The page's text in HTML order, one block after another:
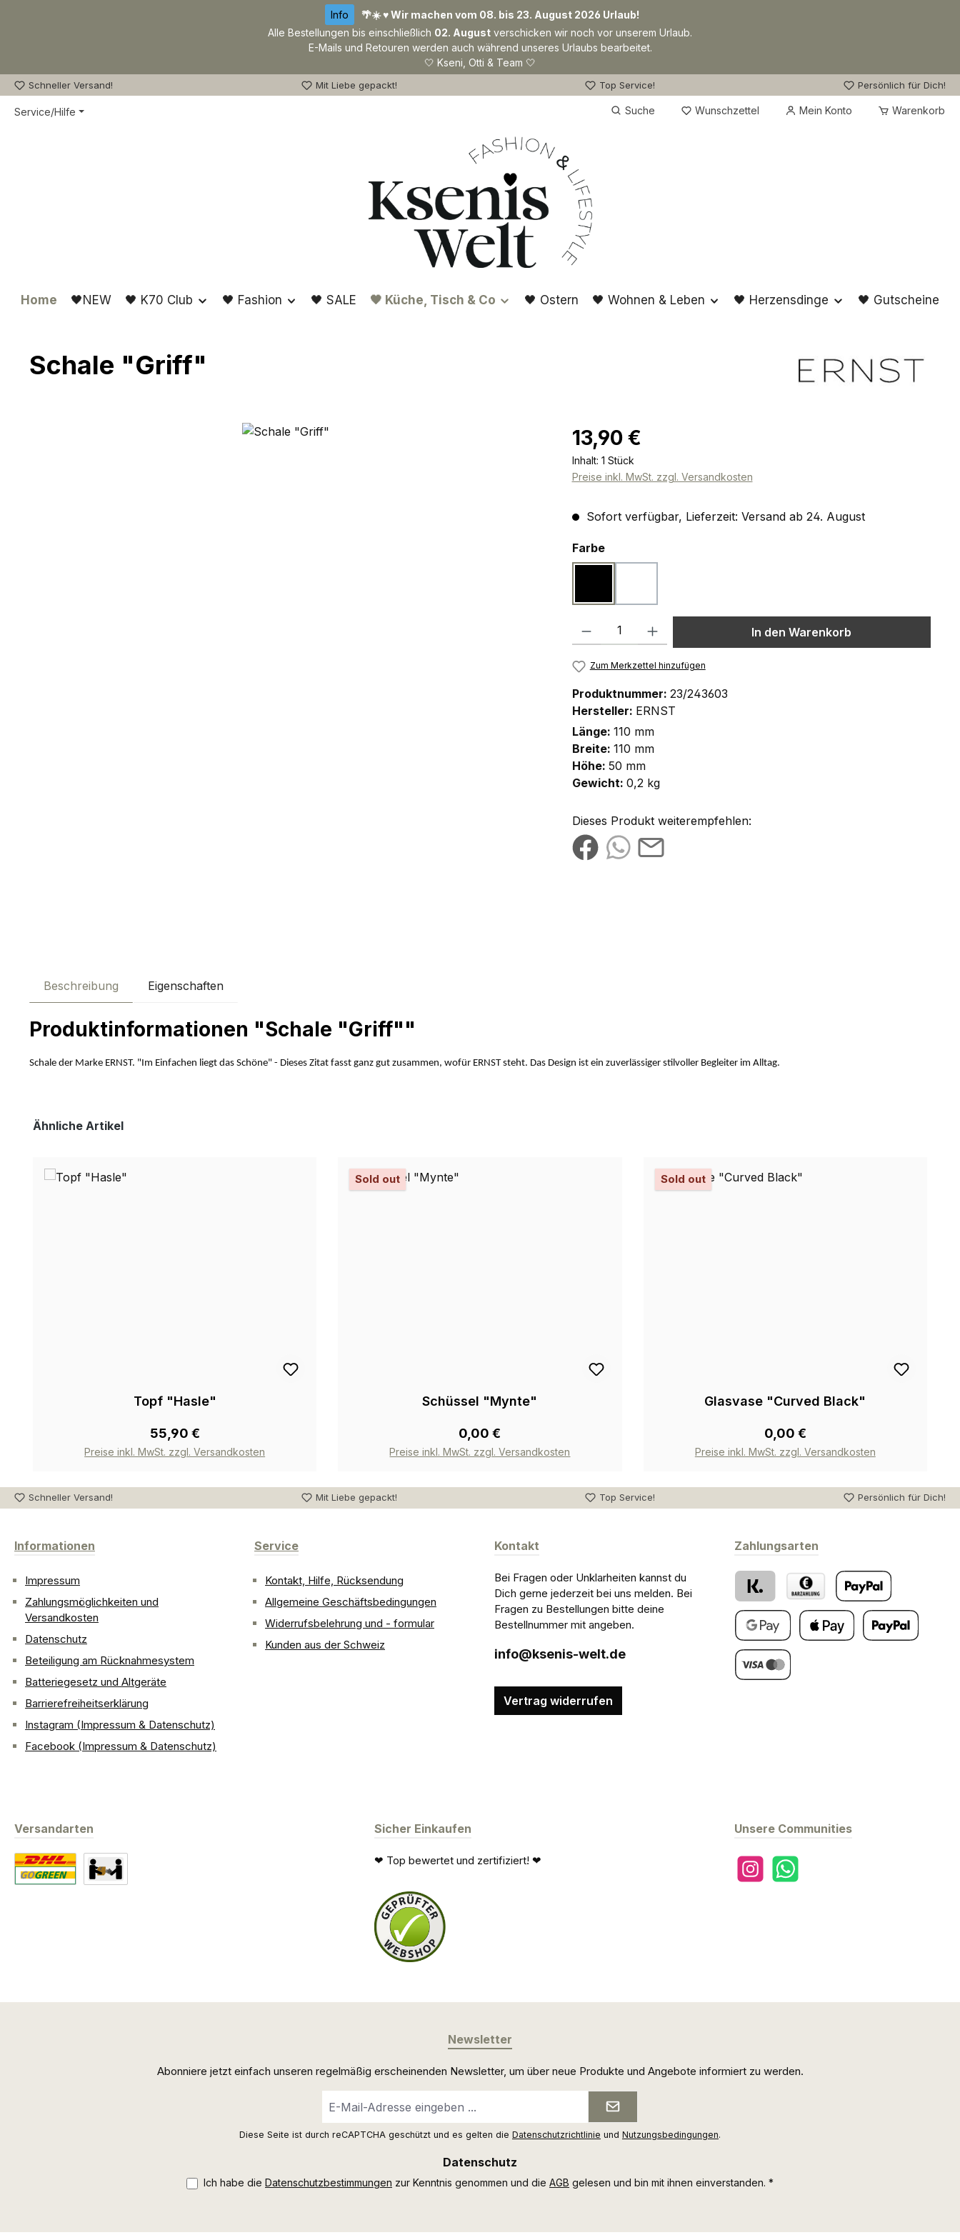
Info
🌴☀️ ♥ Wir machen vom 08. bis 23. August 2026 Urlaub!
Alle Bestellungen bis einschließlich 02. August verschicken wir noch vor unserem Urlaub.
E-Mails und Retouren werden auch während unseres Urlaubs bearbeitet.
🤍 Kseni, Otti & Team 🤍
Schneller Versand! Mit Liebe gepackt! Top Service! Persönlich für Dich!
Service/Hilfe Suche Wunschzettel Du hast 0 Produkte auf dem Merkzettel
Mein Konto Warenkorb
Home 🖤NEW 🖤 K70 Club 🖤 Fashion 🖤 SALE 🖤 Küche, Tisch & Co 🖤 Ostern 🖤 Wohnen & Leben 🖤 Herzensdinge 🖤 Gutscheine
Schale "Griff"
Regulärer Preis:
13,90 €
Inhalt: 1 Stück
Preise inkl. MwSt. zzgl. Versandkosten
Sofort verfügbar, Lieferzeit: Versand ab 24. August
Farbeauswählen
Produkt Anzahl: Gib den gewünschten Wert ein oder benutze die Schaltflächen
In den Warenkorb
Zum Merkzettel hinzufügen
Produktnummer: 23/243603
Hersteller: ERNST
Länge: 110 mm
Breite: 110 mm
Höhe: 50 mm
Gewicht: 0,2 kg
Dieses Produkt weiterempfehlen:
Beschreibung Eigenschaften
Produktinformationen "Schale "Griff""
Schale der Marke ERNST. "Im Einfachen liegt das Schöne" - Dieses Zitat fasst ganz gut zusammen, wofür ERNST steht. Das Design ist ein zuverlässiger stilvoller Begleiter im Alltag.
Produktgalerie überspringen
Ähnliche Artikel
Topf "Hasle"
55,90 €
Preise inkl. MwSt. zzgl. Versandkosten
Sold out
Schüssel "Mynte"
0,00 €
Preise inkl. MwSt. zzgl. Versandkosten
Sold out
Glasvase "Curved Black"
0,00 €
Preise inkl. MwSt. zzgl. Versandkosten
Schneller Versand! Mit Liebe gepackt! Top Service! Persönlich für Dich!
Informationen
Impressum
Zahlungsmöglichkeiten und
Versandkosten
Datenschutz
Beteiligung am Rücknahmesystem
Batteriegesetz und Altgeräte
Barrierefreiheitserklärung
Instagram (Impressum & Datenschutz)
Facebook (Impressum & Datenschutz)
Service
Kontakt, Hilfe, Rücksendung
Allgemeine Geschäftsbedingungen
Widerrufsbelehrung und - formular
Kunden aus der Schweiz
Kontakt
Bei Fragen oder Unklarheiten kannst du
Dich gerne jederzeit bei uns melden. Bei
Fragen zu Bestellungen bitte deine
Bestellnummer mit angeben.
info@ksenis-welt.de
Vertrag widerrufen
Unsere Communities
InstagramWhatsApp
Zahlungsarten
PayPal
Google Pay
Klarna Barzahlung bei Abholung
Versandarten Sicher Einkaufen
❤ Top bewertet und zertifiziert! ❤
Newsletter
Abonniere jetzt einfach unseren regelmäßig erscheinenden Newsletter, um über neue Produkte und Angebote informiert zu werden.
Mail-
Diese Seite ist durch reCAPTCHA geschützt und es gelten die Datenschutzrichtlinie und Nutzungsbedingungen.
Datenschutz
Ich habe die Datenschutzbestimmungen zur Kenntnis genommen und die AGB gelesen und bin mit ihnen einverstanden. *